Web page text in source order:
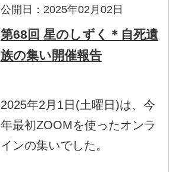
公開日：2025年02月02日
第68回 星のしずく＊自死遺
族の集い開催報告
2025年2月1日(土曜日)は、今
年最初ZOOMを使ったオンラ
インの集いでした。